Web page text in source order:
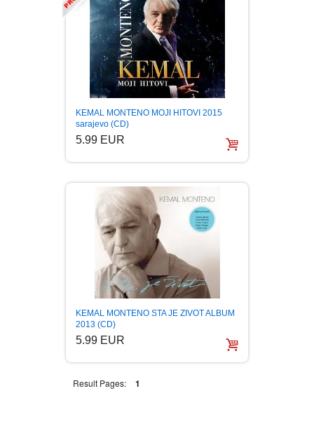
MITOLOGIJA
MUZIKA
NAUČNA FANTASTIKA
NAUKA
POPULARNA PSIHOLOGIJA
PRIČE
PUBLICISTIKA
PUTOPISI
TEORIJE ZAVERE
KEMAL MONTENO MOJI HITOVI 2015
sarajevo (CD)
5.99 EUR
KEMAL MONTENO STA JE ZIVOT ALBUM
2013 (CD)
5.99 EUR
Result Pages: 1